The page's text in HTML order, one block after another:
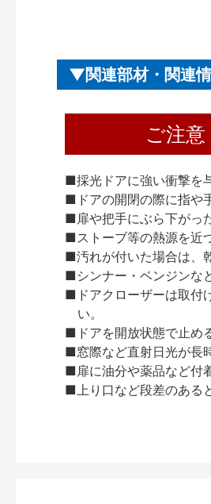
関連部材・関連
ご注意
■採光ドアに強い衝撃を
■ドアの開閉の際に指や
■扉や把手にぶら下がっ
■ストーブ等の熱源を近
■汚れが付いた場合は、
■シンナー・ベンジンな
■ドアクローザーは取付
い。
■ドアを開放状態で止め
■窓際など直射日光が長
■扉に油分や薬品など付
■上り口など段差のある